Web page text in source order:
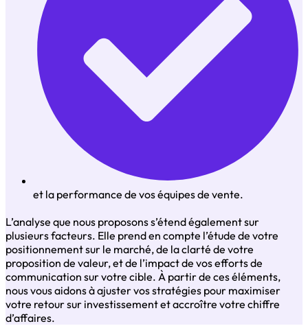
et la performance de vos équipes de vente.
L’analyse que nous proposons s’étend également sur
plusieurs facteurs. Elle prend en compte l’étude de votre
positionnement sur le marché, de la clarté de votre
proposition de valeur, et de l’impact de vos efforts de
communication sur votre cible. À partir de ces éléments,
nous vous aidons à ajuster vos stratégies pour maximiser
votre retour sur investissement et accroître votre chiffre
d’affaires.